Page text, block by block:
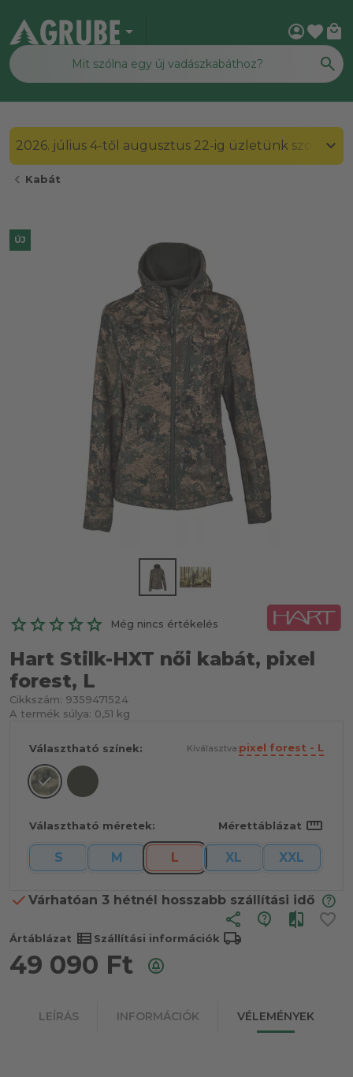
arrow_drop_down account_circlefavorite local_mall
2026. július 4-től augusztus 22-ig üzletünk
chevron_left Kabát
ÚJ
Még nincs értékelés
Hart Stilk-HXT női kabát, pixel
forest, L
Cikkszám: 9359471524
A termék súlya: 0,51 kg
Választható színek: Kiválasztva:pixel forest - L
Választható méretek: Mérettáblázat straighten
S M L XL XXL
Várhatóan 3 hétnél hosszabb szállítási idő
share
Ártáblázat view_list Szállítási információk local_shipping
49 090 Ft
LEÍRÁS INFORMÁCIÓK VÉLEMÉNYEK